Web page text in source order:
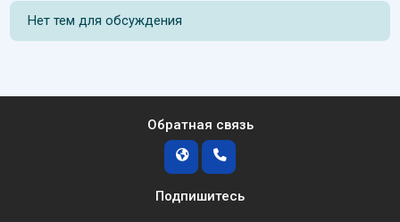
Нет тем для обсуждения
Обратная связь
Подпишитесь